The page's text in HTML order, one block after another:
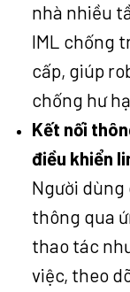
nhà nhiều
IML chống
cấp, giúp
chống hư
Kết nối
điều khiển
Người
thông qua
thao tác
việc, theo